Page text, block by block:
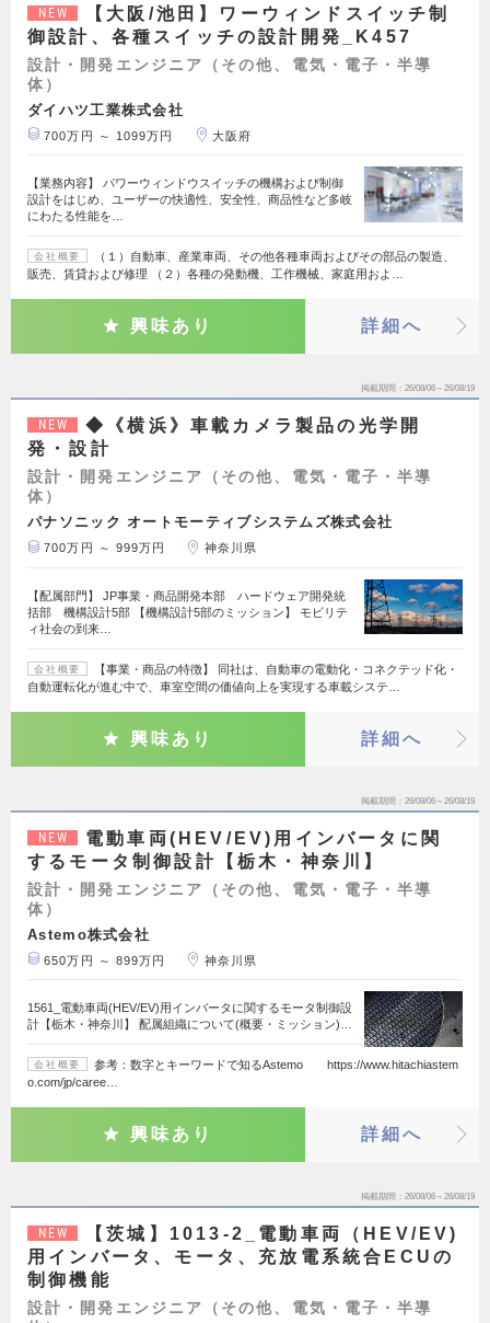
NEW
【大阪/池田】ワーウィンドスイッチ制
御設計、各種スイッチの設計開発_K457
設計・開発エンジニア（その他、電気・電子・半導
体）
ダイハツ工業株式会社
700万円 ～ 1099万円 大阪府
【業務内容】 パワーウィンドウスイッチの機構および制御
設計をはじめ、ユーザーの快適性、安全性、商品性など多岐
にわたる性能を…
会社概要
（１）自動車、産業車両、その他各種車両およびその部品の製造、
販売、賃貸および修理 （２）各種の発動機、工作機械、家庭用およ…
興味あり 詳細へ
掲載期間 26/08/06～26/08/19
NEW
◆《横浜》車載カメラ製品の光学開
発・設計
設計・開発エンジニア（その他、電気・電子・半導
体）
パナソニック オートモーティブシステムズ株式会社
700万円 ～ 999万円 神奈川県
【配属部門】 JP事業・商品開発本部 ハードウェア開発統
括部 機構設計5部 【機構設計5部のミッション】 モビリテ
ィ社会の到来…
会社概要
【事業・商品の特徴】 同社は、自動車の電動化・コネクテッド化・
自動運転化が進む中で、車室空間の価値向上を実現する車載システ…
興味あり 詳細へ
掲載期間 26/08/06～26/08/19
NEW
電動車両(HEV/EV)用インバータに関
するモータ制御設計【栃木・神奈川】
設計・開発エンジニア（その他、電気・電子・半導
体）
Astemo株式会社
650万円 ～ 899万円 神奈川県
1561_電動車両(HEV/EV)用インバータに関するモータ制御設
計【栃木・神奈川】 配属組織について(概要・ミッション)…
会社概要
参考：数字とキーワードで知るAstemo https://www.hitachiastem
o.com/jp/caree…
興味あり 詳細へ
掲載期間 26/08/06～26/08/19
NEW
【茨城】1013-2_電動車両（HEV/EV)
用インバータ、モータ、充放電系統合ECUの
制御機能
設計・開発エンジニア（その他、電気・電子・半導